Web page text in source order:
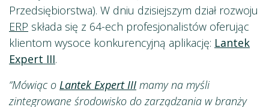
Przedsiębiorstwa). W dniu dzisiejszym dział rozwoju
ERP składa się z 64-ech profesjonalistów oferując
klientom wysoce konkurencyjną aplikację: Lantek
Expert III.
“Mówiąc o Lantek Expert III mamy na myśli
zintegrowane środowisko do zarządzania w branży